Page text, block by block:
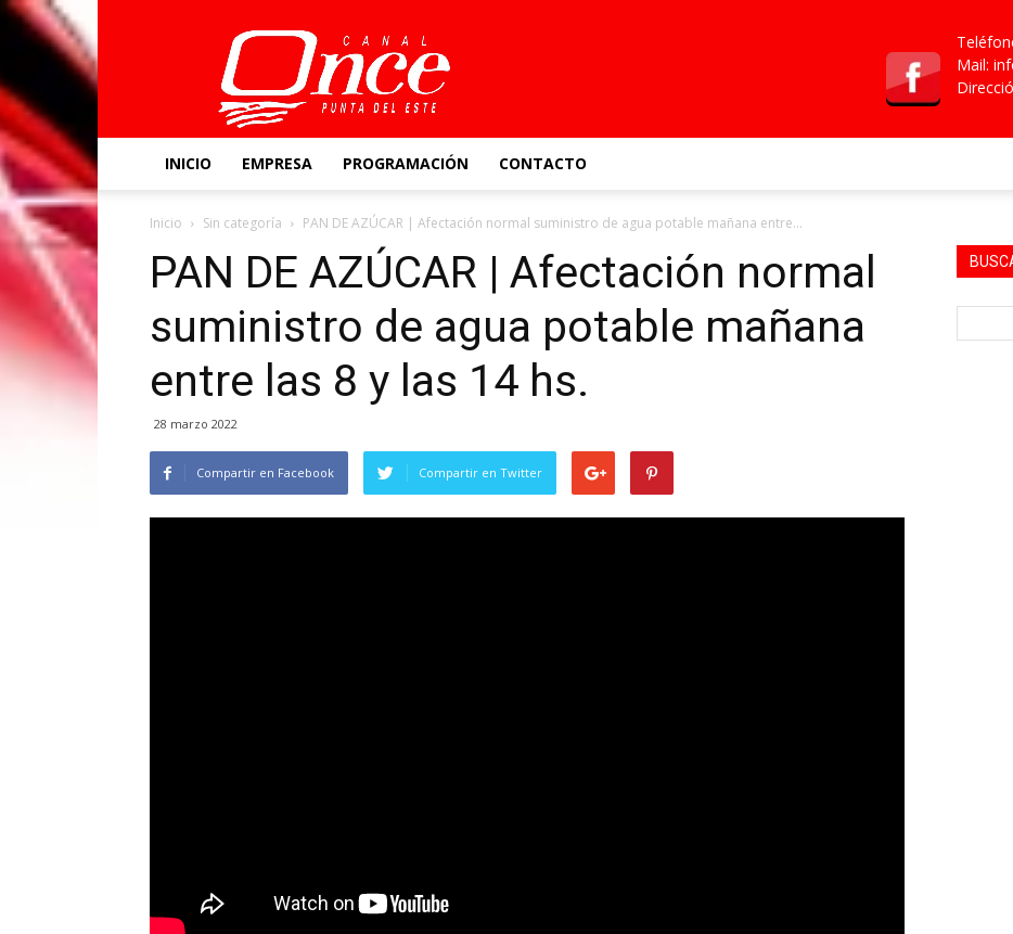
Canal
Once
Mail:
INICIO EMPRESA PROGRAMACIÓN CONTACTO
Inicio Sin categoría PAN DE AZÚCAR | Afectación normal suministro de agua potable mañana entre...
PAN DE AZÚCAR | Afectación normal
suministro de agua potable mañana
entre las 8 y las 14 hs.
28 marzo 2022
Compartir en Facebook Compartir en Twitter